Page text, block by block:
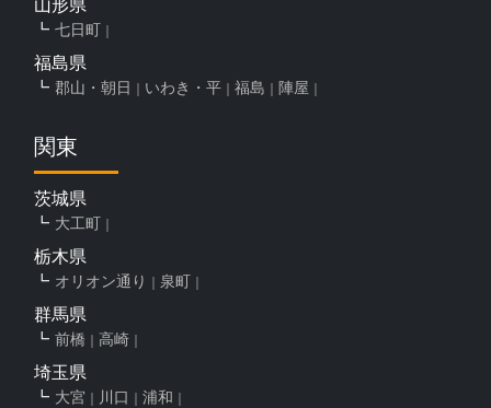
七日町
福島県
郡山・朝日 いわき・平 福島 陣屋
関東
茨城県
大工町
栃木県
オリオン通り 泉町
群馬県
前橋 高崎
埼玉県
大宮 川口 浦和